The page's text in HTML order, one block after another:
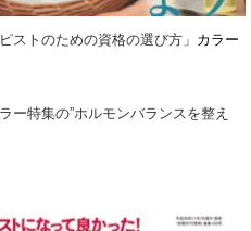
ストのための資格の選び方」 カラー
ー特集の”ホルモンバランスを整え